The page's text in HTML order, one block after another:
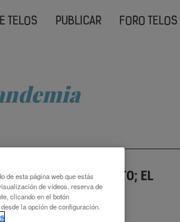
TELOS PUBLICAR FORO TELOS
ESTABA ESCRITO; EL
FUTURO, POR HACER
de esta página web que estás
de vídeos, reserva de
clicando en el botón
la opción de configuración.